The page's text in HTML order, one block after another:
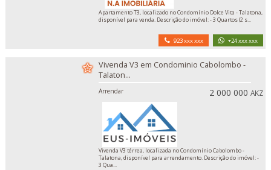
Apartamento T3, localizado no Condomínio Dolce Vita - Talatona,
disponível para venda. Descrição do imóvel: - 3 Quartos (2 s...
923 xxx xxx +24 xxx xxx
Vivenda V3 em Condominio Cabolombo -
Talaton...
Arrendar 2 000 000AKZ
Vivenda V3 térrea, localizada no Condomínio Cabolombo -
Talatona, disponível para arrendamento. Descrição do imóvel: -
3 Qua...